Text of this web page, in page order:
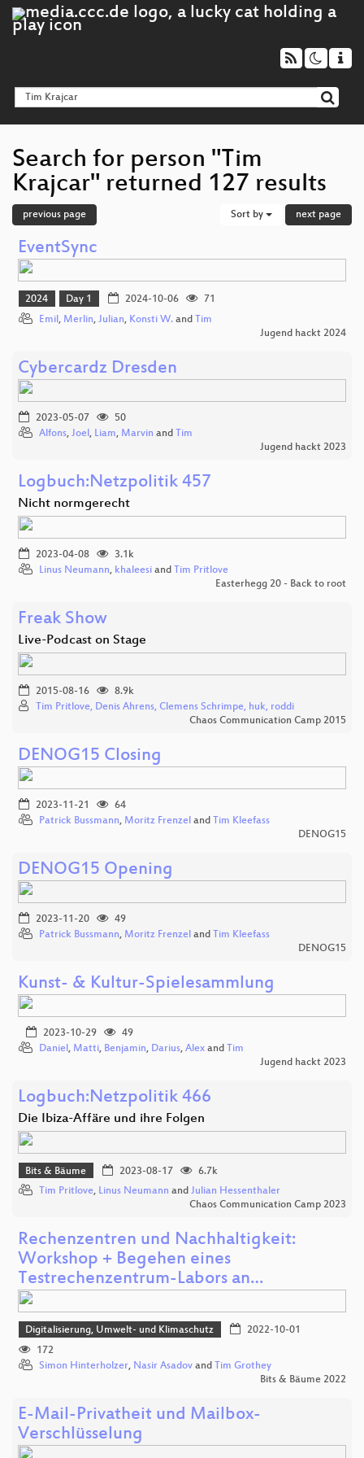
Search for person "Tim
Krajcar" returned 127 results
previous page Sort by next page
EventSync
2024 Day 1 2024-10-06
71
Emil , Merlin, Julian, Konsti W. and Tim
Jugend hackt 2024
Cybercardz Dresden
2023-05-07
50
Alfons, Joel , Liam, Marvin and Tim
Jugend hackt 2023
Logbuch:Netzpolitik 457
Nicht normgerecht
2023-04-08
3.1k
Linus Neumann, khaleesi and Tim Pritlove
Easterhegg 20 - Back to root
Freak Show
Live-Podcast on Stage
2015-08-16
8.9k
Tim Pritlove, Denis Ahrens, Clemens Schrimpe, huk, roddi
Chaos Communication Camp 2015
DENOG15 Closing
2023-11-21
64
Patrick Bussmann, Moritz Frenzel and Tim Kleefass
DENOG15
DENOG15 Opening
2023-11-20
49
Patrick Bussmann, Moritz Frenzel and Tim Kleefass
DENOG15
Kunst- & Kultur-Spielesammlung
2023-10-29
49
Daniel , Matti, Benjamin, Darius, Alex and Tim
Jugend hackt 2023
Logbuch:Netzpolitik 466
Die Ibiza-Affäre und ihre Folgen
Bits & Bäume 2023-08-17
6.7k
Tim Pritlove, Linus Neumann and Julian Hessenthaler
Chaos Communication Camp 2023
Rechenzentren und Nachhaltigkeit:
Workshop + Begehen eines
Testrechenzentrum-Labors an…
Digitalisierung, Umwelt- und Klimaschutz
2022-10-01
172
Simon Hinterholzer, Nasir Asadov and Tim Grothey
Bits & Bäume 2022
E-Mail-Privatheit und Mailbox-
Verschlüsselung